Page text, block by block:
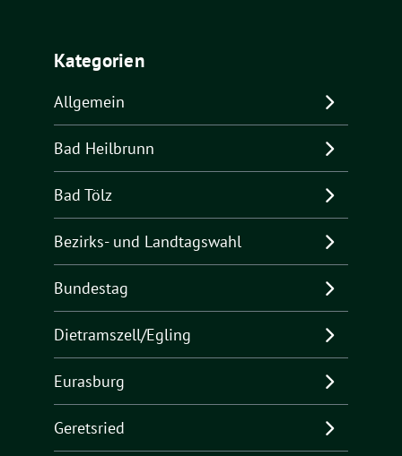
Kategorien
Allgemein
Bad Heilbrunn
Bad Tölz
Bezirks- und Landtagswahl
Bundestag
Dietramszell/Egling
Eurasburg
Geretsried